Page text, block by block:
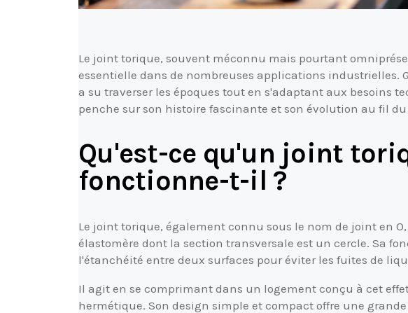
Le joint torique, souvent méconnu mais pourtant
essentielle dans de nombreuses applications industrielles.
a su traverser les époques tout en s'adaptant aux besoins
penche sur son histoire fascinante et son évolution au fil
Qu'est-ce qu'un joint
fonctionne-t-il ?
Le joint torique, également connu sous le nom de joint en
élastomère dont la section transversale est un cercle. Sa
l'étanchéité entre deux surfaces pour éviter les fuites de
Il agit en se comprimant dans un logement conçu à cet
hermétique. Son design simple et compact offre une